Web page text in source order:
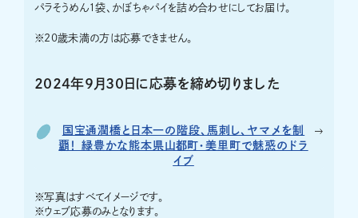
パラそうめん1袋、かぼちゃパイを詰め合わせにしてお届け。
※20歳未満の方は応募できません。
2024年9月30日に応募を締め切りました
国宝通潤橋と日本一の階段、馬刺し、ヤマメを制
覇！ 緑豊かな熊本県山都町・美里町で魅惑のドラ
イブ
※写真はすべてイメージです。
※ウェブ応募のみとなります。